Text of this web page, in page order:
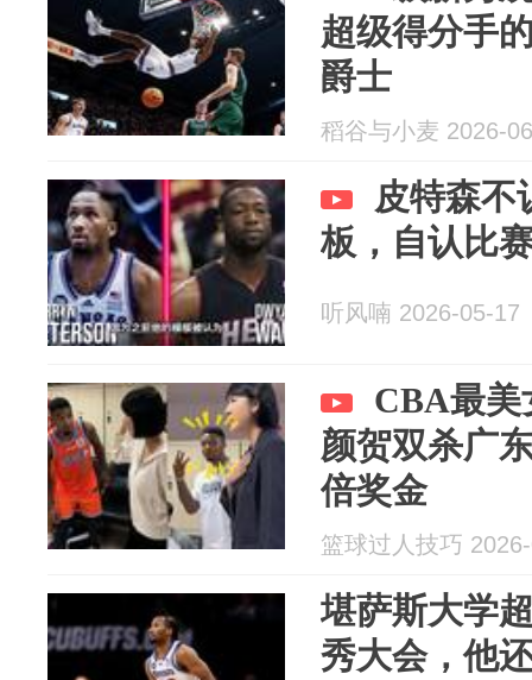
超级得分手
爵士
稻谷与小麦 2026-
皮特森不
板，自认比
听风喃 2026-05-17
CBA最美
颜贺双杀广
倍奖金
篮球过人技巧
堪萨斯大学
秀大会，他